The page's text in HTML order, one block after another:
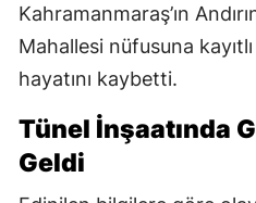
Kahramanmaraş’ın
Mahallesi nüfusuna
hayatını kaybetti.
Tünel İnşaatında
Geldi